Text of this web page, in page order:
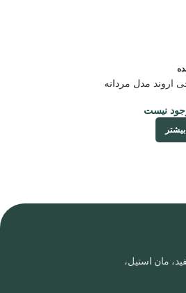
اروند مدل مردانه
نیست
مان استیل،